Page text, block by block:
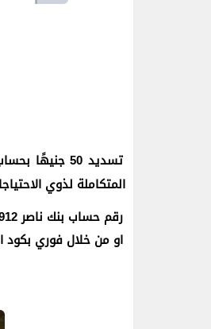
تسديد 50
المتكاملة لذوي الاحتياجات
رقم حساب بنك ناصر 2/201912
او من خلال فوري بكود